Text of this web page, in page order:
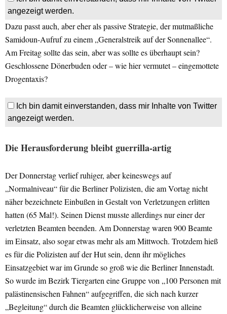
angezeigt werden.
Dazu passt auch, aber eher als passive Strategie, der mutmaßliche
Samidoun-Aufruf zu einem „Generalstreik auf der Sonnenallee“.
Am Freitag sollte das sein, aber was sollte es überhaupt sein?
Geschlossene Dönerbuden oder – wie hier vermutet – eingemottete
Drogentaxis?
Ich bin damit einverstanden, dass mir Inhalte von Twitter
angezeigt werden.
Die Herausforderung bleibt guerrilla-artig
Der Donnerstag verlief ruhiger, aber keineswegs auf
„Normalniveau“ für die Berliner Polizisten, die am Vortag nicht
näher bezeichnete Einbußen in Gestalt von Verletzungen erlitten
hatten (65 Mal!). Seinen Dienst musste allerdings nur einer der
verletzten Beamten beenden. Am Donnerstag waren 900 Beamte
im Einsatz, also sogar etwas mehr als am Mittwoch. Trotzdem hieß
es für die Polizisten auf der Hut sein, denn ihr mögliches
Einsatzgebiet war im Grunde so groß wie die Berliner Innenstadt.
So wurde im Bezirk Tiergarten eine Gruppe von „100 Personen mit
palästinensischen Fahnen“ aufgegriffen, die sich nach kurzer
„Begleitung“ durch die Beamten glücklicherweise von alleine